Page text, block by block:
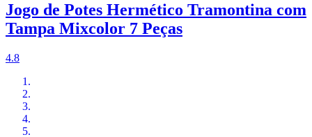
Jogo de Potes Hermético Tramontina com
Tampa Mixcolor 7 Peças
4.8